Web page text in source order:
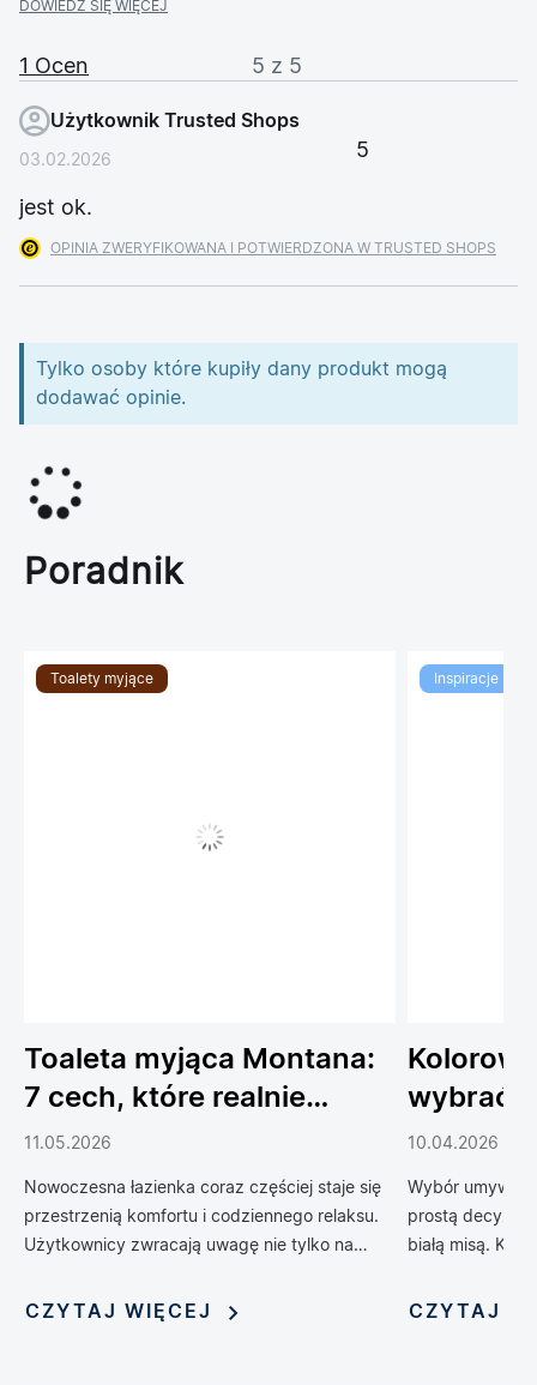
DOWIEDZ SIĘ WIĘCEJ
1 Ocen 5 z 5
Użytkownik Trusted Shops
5
03.02.2026
jest ok.
OPINIA ZWERYFIKOWANA I POTWIERDZONA W TRUSTED SHOPS
Tylko osoby które kupiły dany produkt mogą
dodawać opinie.
Poradnik
Toalety myjące
Toaleta myjąca Montana:
7 cech, które realnie
podnoszą komfort
codziennego życia
11.05.2026
Nowoczesna łazienka coraz częściej staje się
przestrzenią komfortu i codziennego relaksu.
Użytkownicy zwracają uwagę nie tylko na
poprawiają wygodę, higienę i funkcjonalność
CZYTAJ WIĘCEJ
Inspiracje
wybrać
do
10.04.2026
Wybór
prostą decyzją
białą misą.
oferując
CZYTAJ